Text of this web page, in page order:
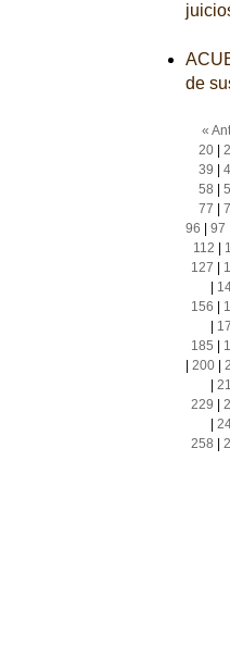
de
«
20|
39
58
77
96
97
112
127
156
185
200|
229
258